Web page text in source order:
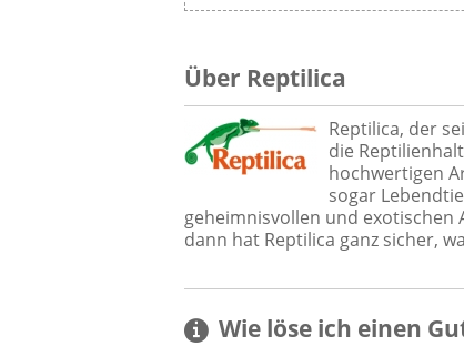
Über Reptilica
Reptilica, der
die
hochwertigen
sogar
geheimnisvollen und exotischen
dann hat Reptilica ganz sicher,
Wie löse ich einen